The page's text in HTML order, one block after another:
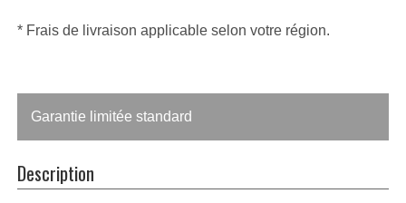
* Frais de livraison applicable selon votre région.
Garantie limitée standard
Description